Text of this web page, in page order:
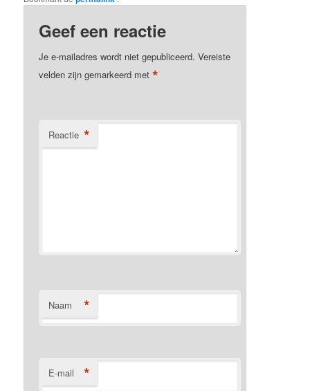
Geef een reactie
Je e-mailadres wordt niet gepubliceerd. Vereiste
velden zijn gemarkeerd met*
Reactie *
Naam *
E-mail *